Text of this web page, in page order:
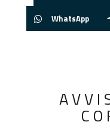
WhatsApp